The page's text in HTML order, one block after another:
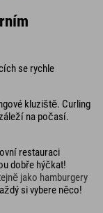
se rychle
kluziště. Curling
na počasí.
restauraci
dobře hýčkat!
jako hamburgery
si vybere něco!